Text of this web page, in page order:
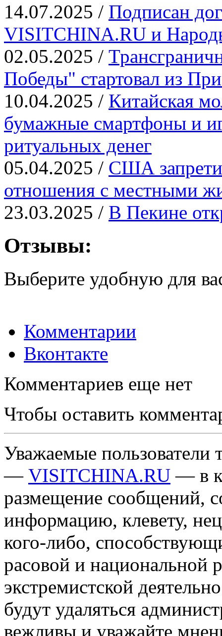
14.07.2025 / Подписан
VISITCHINA.RU и
02.05.2025 /
Победы" стартовал из
10.04.2025 / Китайская
бумажные смартфоны и
ритуальных денег
05.04.2025 / США
отношения с местными
23.03.2025 / В Пекине
Отзывы:
Выберите удобную для
Комментарии
Вконтакте
Комментариев еще нет
Чтобы оставить
Уважаемые пользователи
— VISITCHINA.RU — в
размещение сообщений,
информацию, клевету,
кого-либо,
расовой и национальной
экстремистской
будут удаляться
вежливы и уважайте